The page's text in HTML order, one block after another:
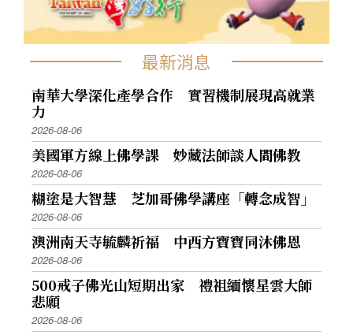
最新消息
南華大學深化產學合作 實習機制展現高就業
力
2026-08-06
美國軍方線上佛學課 妙藏法師談人間佛教
2026-08-06
糊塗是大智慧 芝加哥佛學講座「轉念成智」
2026-08-06
澳洲南天寺毓麟祈福 中西方寶寶同沐佛恩
2026-08-06
500戒子佛光山短期出家 禮祖緬懷星雲大師
悲願
2026-08-06